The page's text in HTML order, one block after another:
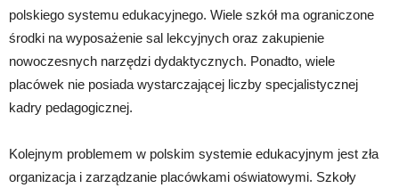
polskiego systemu edukacyjnego. Wiele szkół ma ograniczone
środki na wyposażenie sal lekcyjnych oraz zakupienie
nowoczesnych narzędzi dydaktycznych. Ponadto, wiele
placówek nie posiada wystarczającej liczby specjalistycznej
kadry pedagogicznej.
Kolejnym problemem w polskim systemie edukacyjnym jest zła
organizacja i zarządzanie placówkami oświatowymi. Szkoły